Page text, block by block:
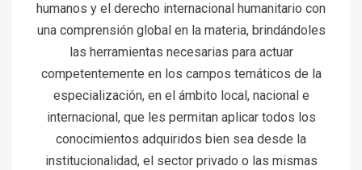
humanos y el derecho internacional humanitario con
una comprensión global en la materia, brindándoles
las herramientas necesarias para actuar
competentemente en los campos temáticos de la
especialización, en el ámbito local, nacional e
internacional, que les permitan aplicar todos los
conocimientos adquiridos bien sea desde la
institucionalidad, el sector privado o las mismas